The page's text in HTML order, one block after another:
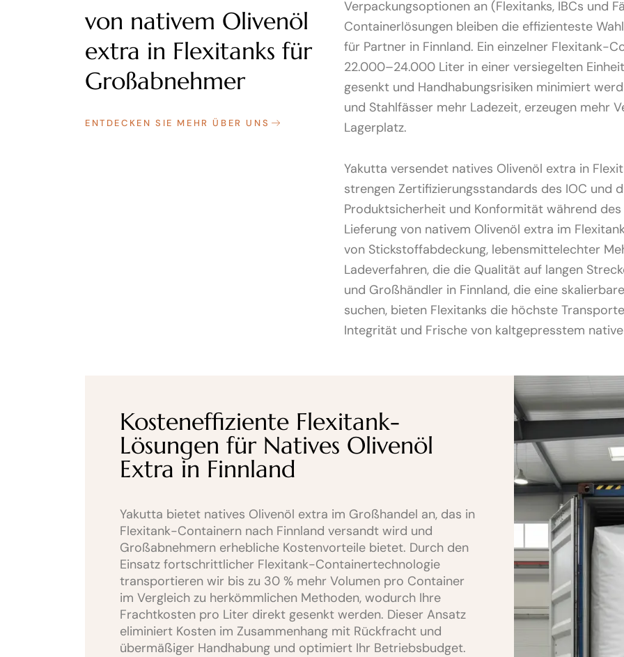
von nativem Olivenöl
extra in Flexitanks für
Großabnehmer
ENTDECKEN SIE MEHR ÜBER UNS
Verpackungsoptionen an (Flexitanks, IBCs und
Containerlösungen bleiben die effizienteste
für Partner in Finnland. Ein einzelner Flexitank-
22.000–24.000 Liter in einer versiegelten
gesenkt und Handhabungsrisiken minimiert
und Stahlfässer mehr Ladezeit, erzeugen mehr
Lagerplatz.
Yakutta versendet natives Olivenöl extra in
strengen Zertifizierungsstandards des IOC und
Produktsicherheit und Konformität während
Lieferung von nativem Olivenöl extra im
von Stickstoffabdeckung, lebensmittelechter
Ladeverfahren, die die Qualität auf langen
und Großhändler in Finnland, die eine
suchen, bieten Flexitanks die höchste
Integrität und Frische von kaltgepresstem
Kosteneffiziente Flexitank-
Lösungen für Natives Olivenöl
Extra in Finnland
Yakutta bietet natives Olivenöl extra im Großhandel an, das in
Flexitank-Containern nach Finnland versandt wird und
Großabnehmern erhebliche Kostenvorteile bietet. Durch den
Einsatz fortschrittlicher Flexitank-Containertechnologie
transportieren wir bis zu 30 % mehr Volumen pro Container
im Vergleich zu herkömmlichen Methoden, wodurch Ihre
Frachtkosten pro Liter direkt gesenkt werden. Dieser Ansatz
eliminiert Kosten im Zusammenhang mit Rückfracht und
übermäßiger Handhabung und optimiert Ihr Betriebsbudget.